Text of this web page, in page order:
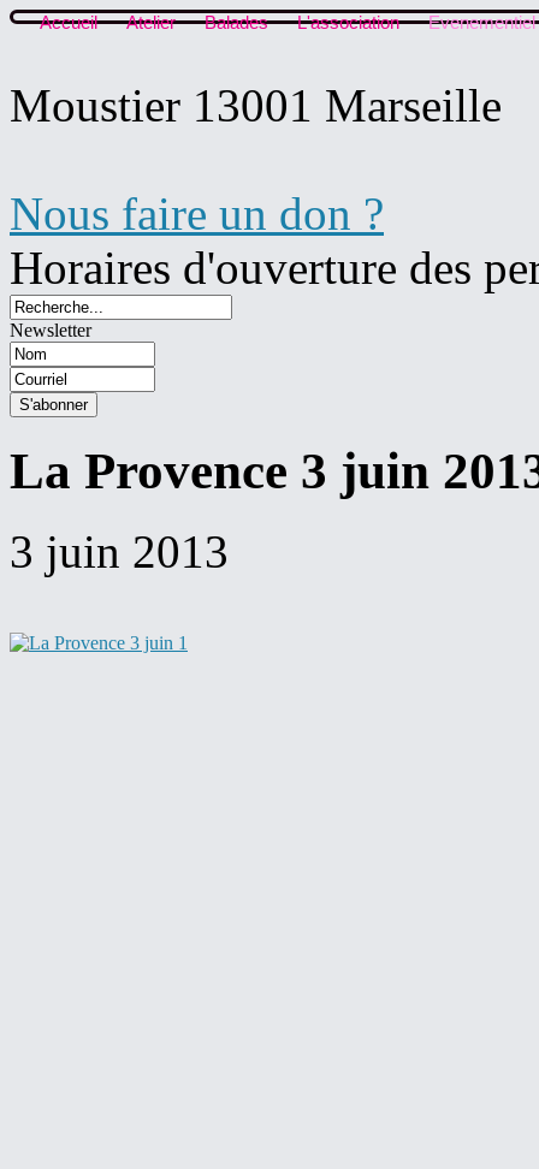
Accueil Atelier Balades L'association Evenementiel
Moustier 13001 Marseille
Nous faire un don ?
Horaires d'ouverture des
Newsletter
La Provence 3 juin
3 juin 2013